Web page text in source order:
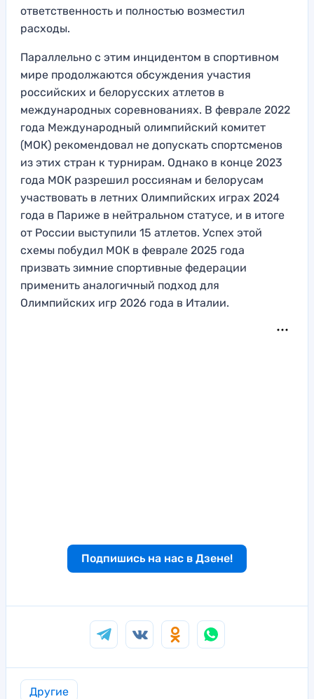
ответственность и полностью возместил
расходы.
Параллельно с этим инцидентом в спортивном
мире продолжаются обсуждения участия
российских и белорусских атлетов в
международных соревнованиях. В феврале 2022
года Международный олимпийский комитет
(МОК) рекомендовал не допускать спортсменов
из этих стран к турнирам. Однако в конце 2023
года МОК разрешил россиянам и белорусам
участвовать в летних Олимпийских играх 2024
года в Париже в нейтральном статусе, и в итоге
от России выступили 15 атлетов. Успех этой
схемы побудил МОК в феврале 2025 года
призвать зимние спортивные федерации
применить аналогичный подход для
Олимпийских игр 2026 года в Италии.
Подпишись на нас в Дзене!
Другие